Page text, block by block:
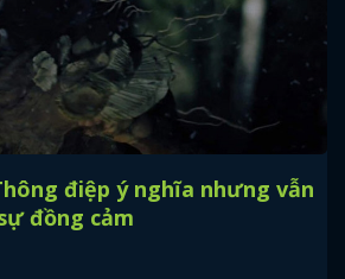
điệp ý nghĩa nhưng vẫn
đồng cảm